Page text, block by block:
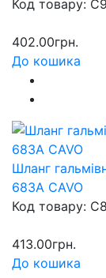
Код товару:
402.00грн.
До кошика
Шланг
683A CAVO
Код товару:
413.00грн.
До кошика